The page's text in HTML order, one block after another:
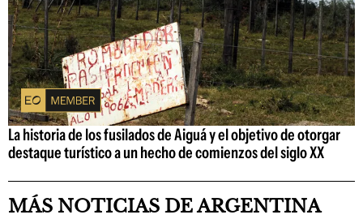
La historia de los fusilados de Aiguá y el objetivo de otorgar
destaque turístico a un hecho de comienzos del siglo XX
MÁS NOTICIAS DE ARGENTINA